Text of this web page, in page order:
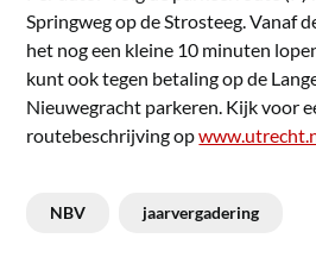
Springweg op de Strosteeg. Vanaf
het nog een kleine 10 minuten
kunt ook tegen betaling op de
Nieuwegracht parkeren. Kijk voor
routebeschrijving op
NBV jaarvergadering